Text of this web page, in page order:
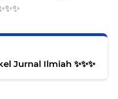
Jurnal Ilmiah ✨️✨️✨️